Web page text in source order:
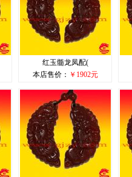
红玉髓龙凤配(
本店售价： ￥1902元